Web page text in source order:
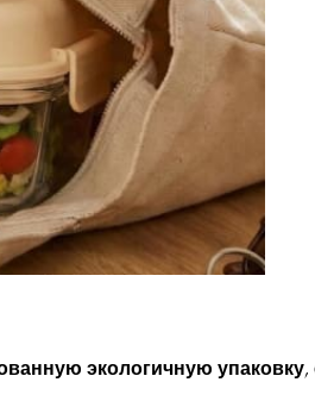
экологичную упаковку,